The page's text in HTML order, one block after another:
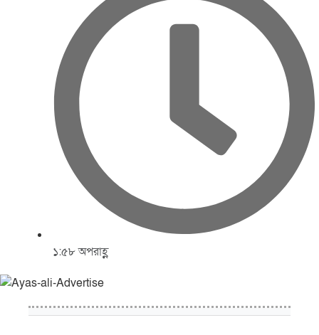
১:৫৮ অপরাহ্ণ